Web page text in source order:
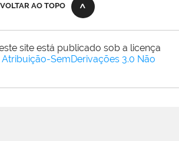
VOLTAR AO TOPO
site está publicado sob a licença
SemDerivações 3.0 Não